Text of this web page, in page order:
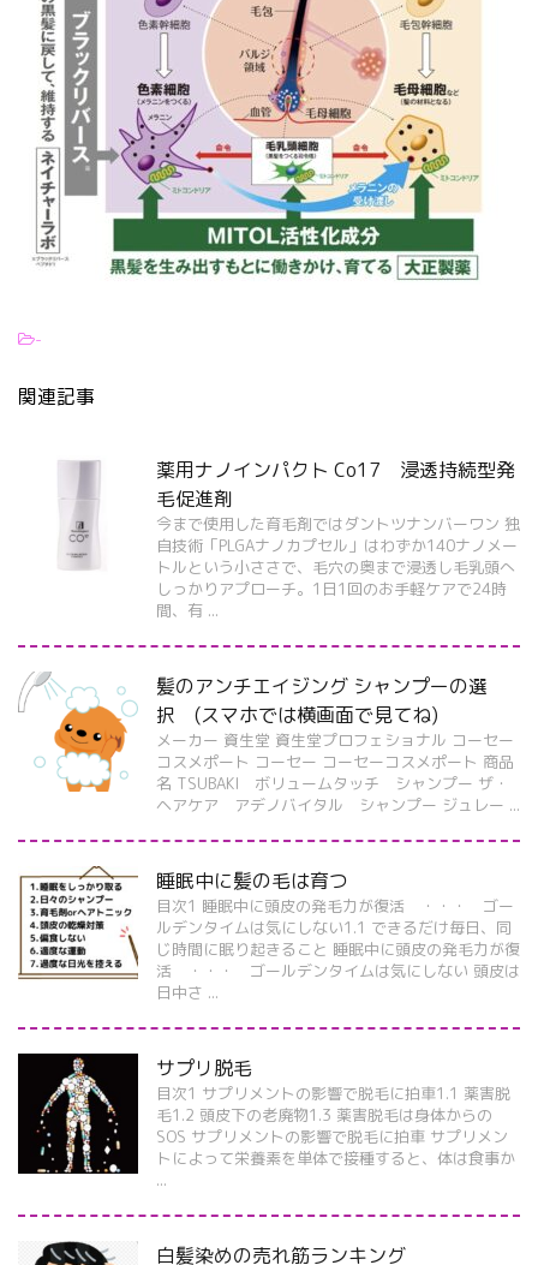
まり
撫でていくと、面白いほど取れていき
-
関連記事
薬用ナノインパクト Co17 浸透持続型発
毛促進剤
今まで使用した育毛剤ではダントツナンバーワン 独
自技術「PLGAナノカプセル」はわずか140ナノメー
トルという小ささで、毛穴の奥まで浸透し毛乳頭へ
しっかりアプローチ。1日1回のお手軽ケアで24時
間、有 ...
髪のアンチエイジング シャンプーの選
択 (スマホでは横画面で見てね)
メーカー 資生堂 資生堂プロフェショナル コーセー
コスメポート コーセー コーセーコスメポート 商品
名 TSUBAKI ボリュームタッチ シャンプー ザ・
ヘアケア アデノバイタル シャンプー ジュレー ...
睡眠中に髪の毛は育つ
目次1 睡眠中に頭皮の発毛力が復活 ・・・ ゴー
ルデンタイムは気にしない1.1 できるだけ毎日、同
じ時間に眠り起きること 睡眠中に頭皮の発毛力が復
活 ・・・ ゴールデンタイムは気にしない 頭皮は
日中さ ...
サプリ脱毛
目次1 サプリメントの影響で脱毛に拍車1.1 薬害脱
毛1.2 頭皮下の老廃物1.3 薬害脱毛は身体からの
SOS サプリメントの影響で脱毛に拍車 サプリメン
トによって栄養素を単体で接種すると、体は食事か
...
白髪染めの売れ筋ランキング